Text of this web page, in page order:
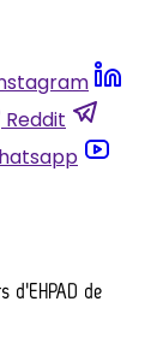
Reddit
d'EHPAD de